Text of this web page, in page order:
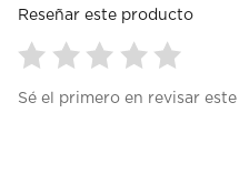
Reseñar este producto
paraparaparaparapara
Sé el primero en revisar